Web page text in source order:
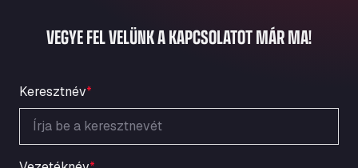
ARAL Tankstelle - XXL Truckwash.de
GmbH
Ardleigh South Services
a120 westbound, CO77SL
Area 47 Hermanos Rico
VEGYE FEL VELÜNK A KAPCSOLATOT MÁR MA!
Keresztnév*